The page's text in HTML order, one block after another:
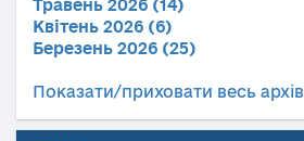
Травень 2026 (14)
Квітень 2026 (6)
Березень 2026 (25)
Показати/приховати весь архів